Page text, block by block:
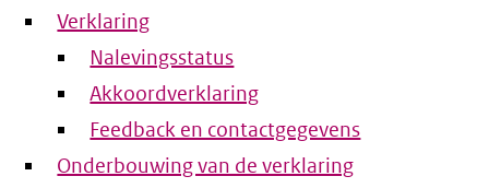
Verklaring
Nalevingsstatus
Akkoordverklaring
Feedback en contactgegevens
Onderbouwing van de verklaring